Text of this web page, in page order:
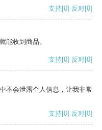
支持[0] 反对[0]
能收到商品。
支持[0] 反对[0]
不会泄露个人信息，让我非常
支持[0] 反对[0]